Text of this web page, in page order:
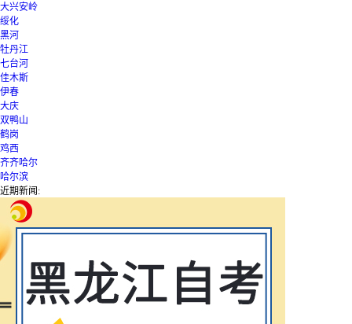
大兴安岭
绥化
黑河
牡丹江
七台河
佳木斯
伊春
大庆
双鸭山
鹤岗
鸡西
齐齐哈尔
哈尔滨
近期新闻: